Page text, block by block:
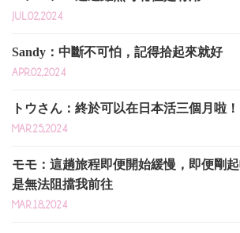
JUL.02,2024
Sandy：中斷不可怕，記得拾起來就好
APR.02,2024
トウさん：終於可以在日本活三個月啦！
MAR.25,2024
モモ：這趟旅程即便開始緩慢，即便剛
是無法阻擋我前往
MAR.18,2024